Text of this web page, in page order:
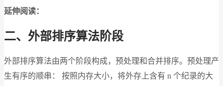
延伸阅读：
二、外部排序算法阶段
外部排序算法由两个阶段构成，预处理和合并排序。预处理产
生有序的顺串： 按照内存大小，将外存上含有 n 个纪录的大